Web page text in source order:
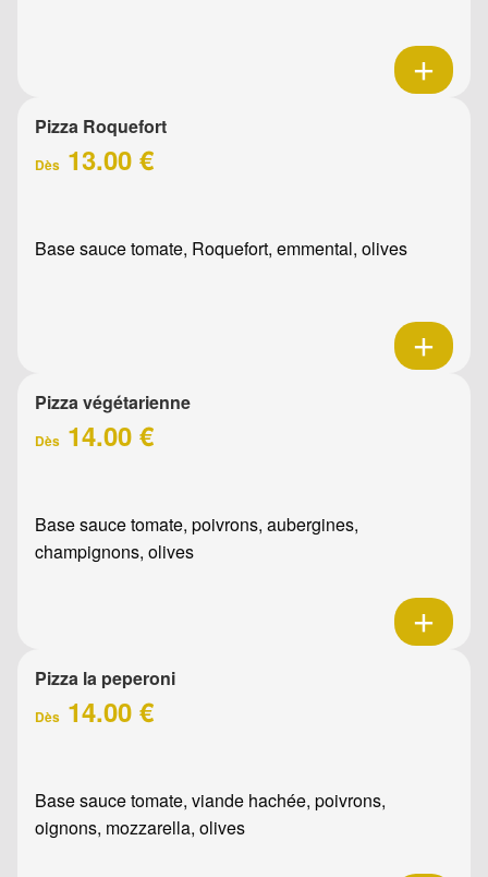
Pizza Roquefort
Dès 13.00 €
Base sauce tomate, Roquefort, emmental, olives
Pizza végétarienne
Dès 14.00 €
Base sauce tomate, poivrons, aubergines,
champignons, olives
Pizza la peperoni
Dès 14.00 €
Base sauce tomate, viande hachée, poivrons,
oignons, mozzarella, olives